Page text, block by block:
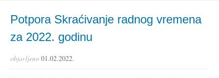
Potpora Skraćivanje radnog vremena
za 2022. godinu
objavljeno 01.02.2022.